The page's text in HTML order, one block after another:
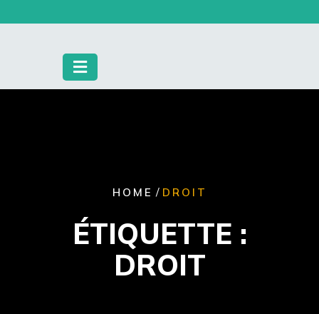
to
HOME / DROIT
ÉTIQUETTE :
DROIT